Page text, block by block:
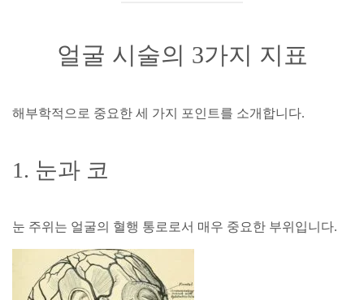
얼굴 시술의 3가지 지표
해부학적으로 중요한 세 가지 포인트를 소개합니다.
1. 눈과 코
눈 주위는 얼굴의 혈행 통로로서 매우 중요한 부위입니다.